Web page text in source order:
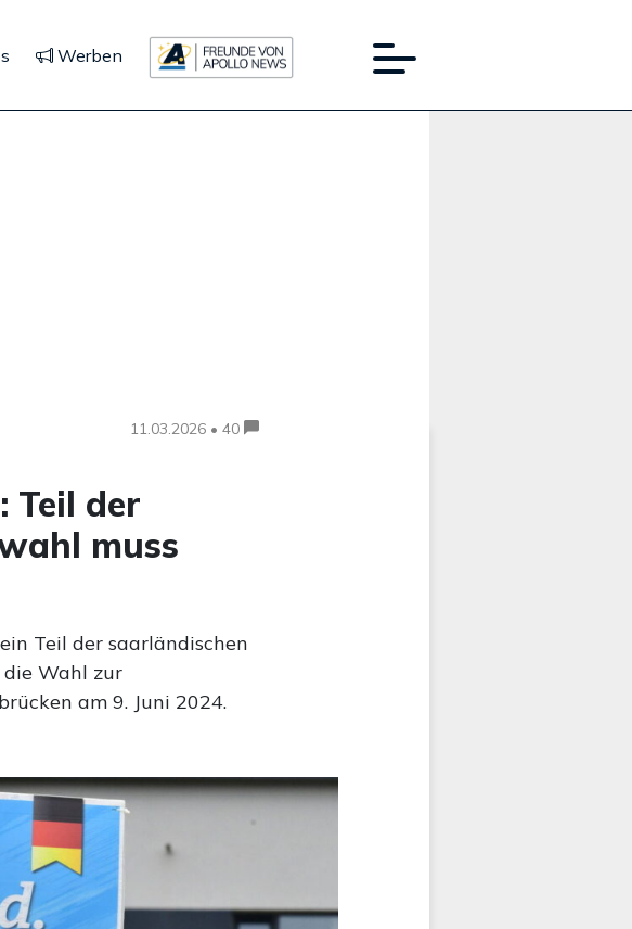
Werben
11.03.2026 • 40
Teil der
muss
Teil der saarländischen
Wahl zur
am 9. Juni 2024.